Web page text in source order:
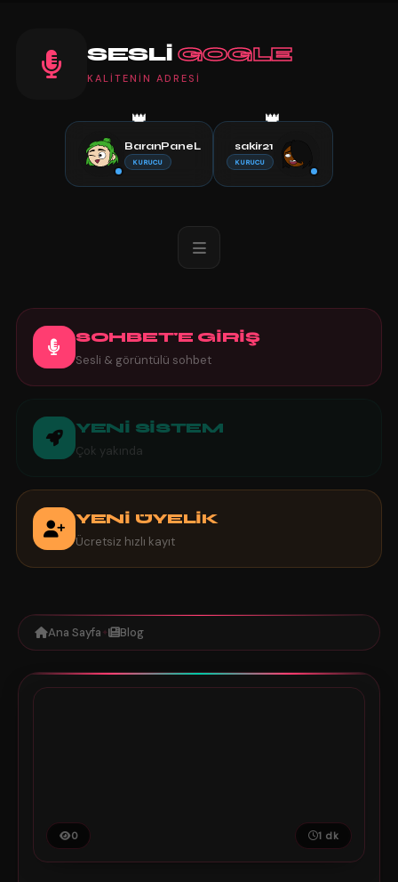
SESLI GOGLE
KALITENIN ADRESI
👑
BaranPaneL
KURUCU
👑
sakir21
KURUCU
SOHBET'E GİRİŞ
Sesli & görüntülü sohbet
YENİ SİSTEM
Çok yakında
YENİ ÜYELİK
Ücretsiz hızlı kayıt
Ana Sayfa ✦ Blog
0 1 dk